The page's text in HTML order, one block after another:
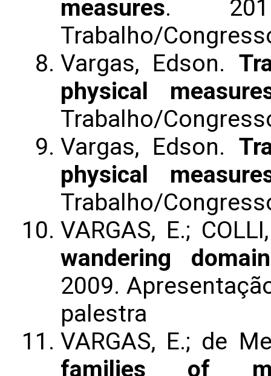
measures.
Trabalho/
Vargas, Edson.
physical
Trabalho/
Vargas, Edson.
physical
Trabalho/
VARGAS, E.;
wandering
2009.
palestra
VARGAS, E.; de
families of